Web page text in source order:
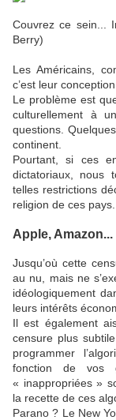
Couvrez ce sein...
Berry)
Les Américains,
c’est leur
Le problème est
culturellement à
questions.
continent.
Pourtant, si ces
dictatoriaux, nous
telles restrictions
religion de ces pays.
Apple,
Jusqu’où cette
au nu, mais ne
idéologiquement
leurs intérêts
Il est également
censure plus
programmer
fonction de vos
« inappropriées »
la recette de ces
Parano ? Le New